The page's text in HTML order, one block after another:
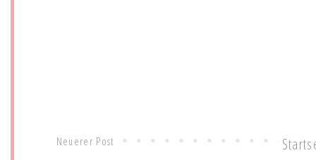
Neuerer Post